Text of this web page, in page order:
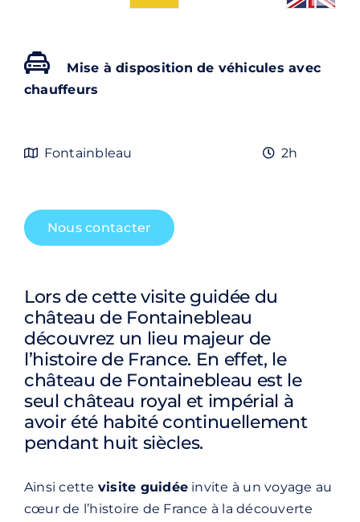
Mise à disposition de véhicules avec
chauffeurs
Fontainbleau 2h
Nous contacter
Lors de cette visite guidée du
château de Fontainebleau
découvrez un lieu majeur de
l’histoire de France. En effet, le
château de Fontainebleau est le
seul château royal et impérial à
avoir été habité continuellement
pendant huit siècles.
Ainsi cette visite guidée invite à un voyage au
cœur de l’histoire de France à la découverte